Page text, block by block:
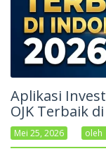
Aplikasi
OJK Terbaik
Mei 25, 2026 Oleh